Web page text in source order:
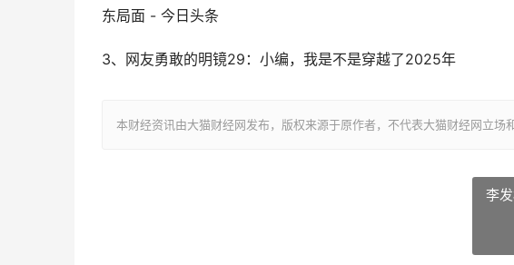
东局面 - 今日头条
3、网友勇敢的明镜29：小编，我是不是穿越了2025年
本财经资讯由大猫财经网发布，版权来源于原作者，不代表大猫财经网立场
李